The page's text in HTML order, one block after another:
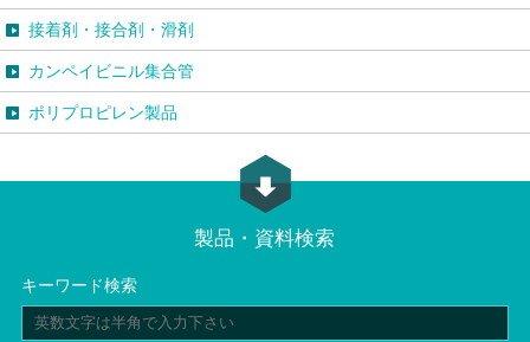
接着剤・接合剤・滑剤
カンペイビニル集合管
ポリプロピレン製品
製品・資料検索
キーワード検索